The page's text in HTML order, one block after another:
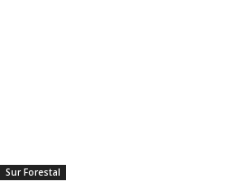
Sur Forestal